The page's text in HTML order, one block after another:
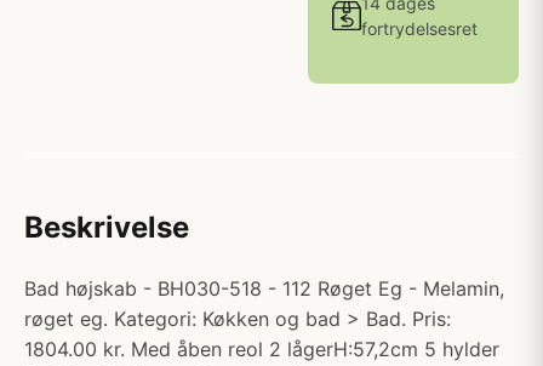
fortrydelsesret
Beskrivelse
Bad højskab - BH030-518 - 112 Røget Eg - Melamin,
røget eg. Kategori: Køkken og bad > Bad. Pris:
1804.00 kr. Med åben reol 2 lågerH:57,2cm 5 hylder